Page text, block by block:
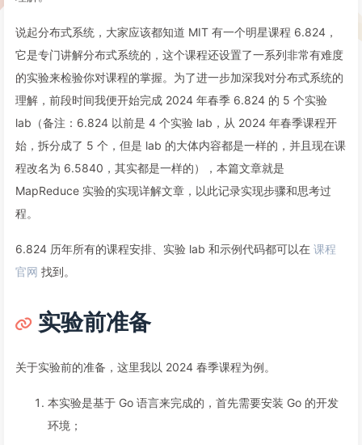
说起分布式系统，大家应该都知道 MIT 有一个明星课程 6.824，
它是专门讲解分布式系统的，这个课程还设置了一系列非常有难度
的实验来检验你对课程的掌握。为了进一步加深我对分布式系统的
理解，前段时间我便开始完成 2024 年春季 6.824 的 5 个实验
lab（备注：6.824 以前是 4 个实验 lab，从 2024 年春季课程开
始，拆分成了 5 个，但是 lab 的大体内容都是一样的，并且现在课
程改名为 6.5840，其实都是一样的），本篇文章就是
MapReduce 实验的实现详解文章，以此记录实现步骤和思考过
程。
6.824 历年所有的课程安排、实验 lab 和示例代码都可以在 课程
官网 找到。
实验前准备
关于实验前的准备，这里我以 2024 春季课程为例。
本实验是基于 Go 语言来完成的，首先需要安装 Go 的开发
环境；